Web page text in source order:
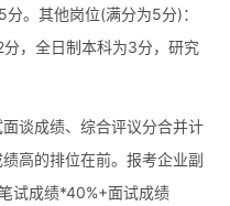
。其他岗位(满分为5分)：
，全日制本科为3分，研究
谈成绩、综合评议分合并计
高的排位在前。报考企业副
试成绩*40%+面试成绩